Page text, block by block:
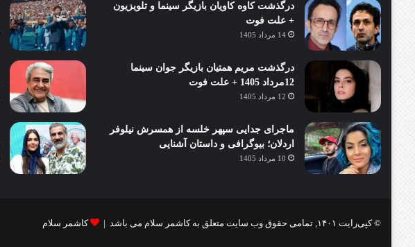
درگذشت کاوه کاویان بازیگر سینما و تلویزیون
+ علت فوت
14 مرداد 1405
درگذشت مریم همتیان بازیگر جوان سینما
12مرداد 1405 + علت فوت
12 مرداد 1405
ماجرای جدایی سپهر خلسه از همسرش نیلوفر
اردلان؛ بیوگرافی و داستان آشنایی
10 مرداد 1405
© کپی‌رایت ۱۴۰۱, تمامی حقوق وب سایت متعلق به کاشمر سلام می باشد | کاشمر سلام